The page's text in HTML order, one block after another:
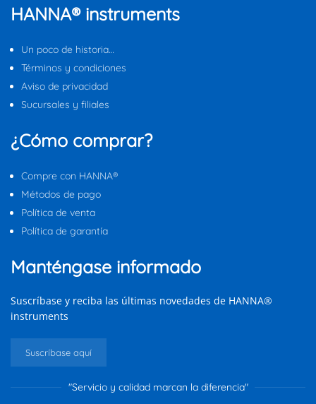
HANNA® instruments
Un poco de historia…
Términos y condiciones
Aviso de privacidad
Sucursales y filiales
¿Cómo comprar?
Compre con HANNA®
Métodos de pago
Política de venta
Política de garantía
Manténgase informado
Suscríbase y reciba las últimas novedades de HANNA®
instruments
Suscríbase aquí
"Servicio y calidad marcan la diferencia"